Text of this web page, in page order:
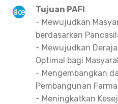
Tujuan PAFI
- Mewujudkan
berdasarkan
- Mewujudkan
Optimal bagi
- Mengembangkan
Pembangunan
- Meningkatkan